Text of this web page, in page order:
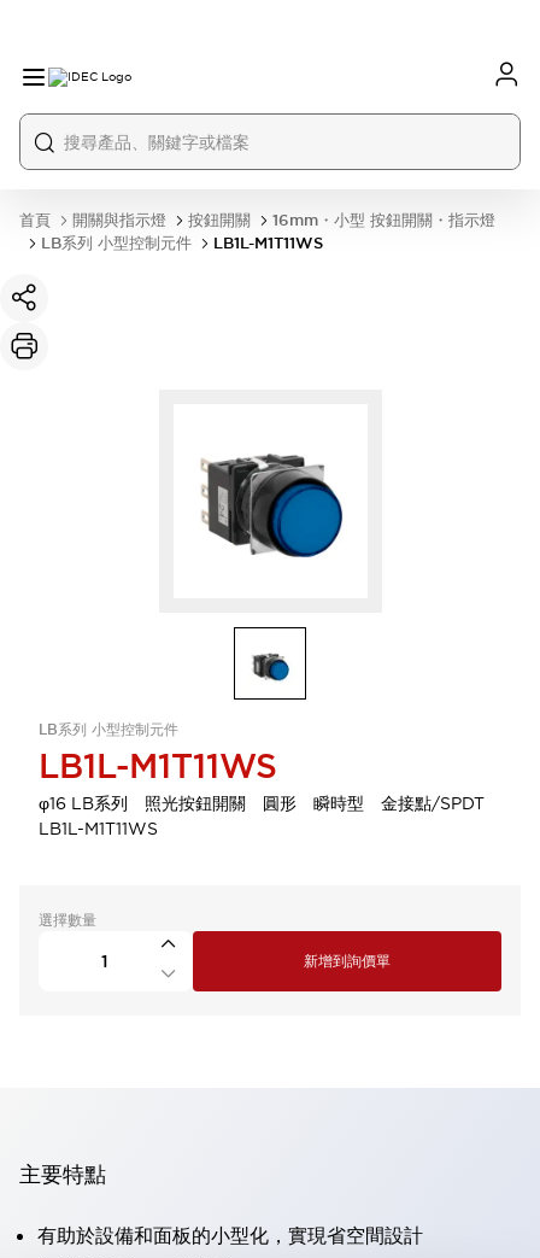
首頁 開關與指示燈 按鈕開關
16mm・小型 按鈕開關・指示燈
LB系列 小型控制元件
LB1L-M1T11WS
LB系列 小型控制元件
LB1L-M1T11WS
φ16 LB系列 照光按鈕開關 圓形 瞬時型 金接點/SPDT
LB1L-M1T11WS
選擇數量
新增到詢價單
主要特點
有助於設備和面板的小型化，實現省空間設計